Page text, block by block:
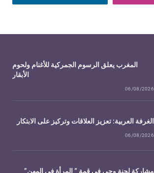
المغرب يعلق الرسوم الجمركية للأغنام ولحوم
الأبقار
06/08/2026
الغرفة العربية: تعزيز العلاقات وتركيز على الابتكار
06/08/2026
مشاركة لجنة وحي في قمة ” المرأة في المهن”